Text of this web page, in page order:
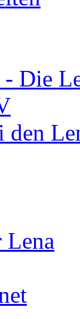
- Die
Lena